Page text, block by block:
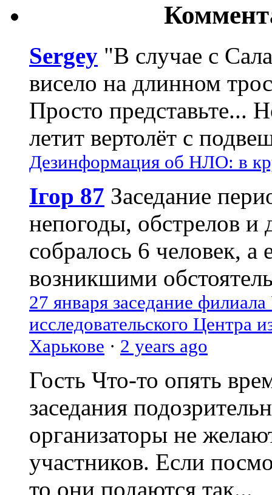
Sergey "В случае с
висело на длинном
Просто представьте...
летит вертолёт с
Дезинформация об НЛО: в
Ігор 87 Заседание
непогоды, обстрелов и
собралось 6 человек, а
возникшими
27 января заседание
исследовательского Центра
Харькове · 2 years ago
Гость Что-то опять
заседания
организаторы не
участников. Если
то они подаются так...